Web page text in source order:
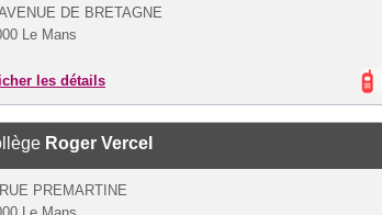
DE BRETAGNE
Le Mans
les détails
Roger Vercel
PREMARTINE